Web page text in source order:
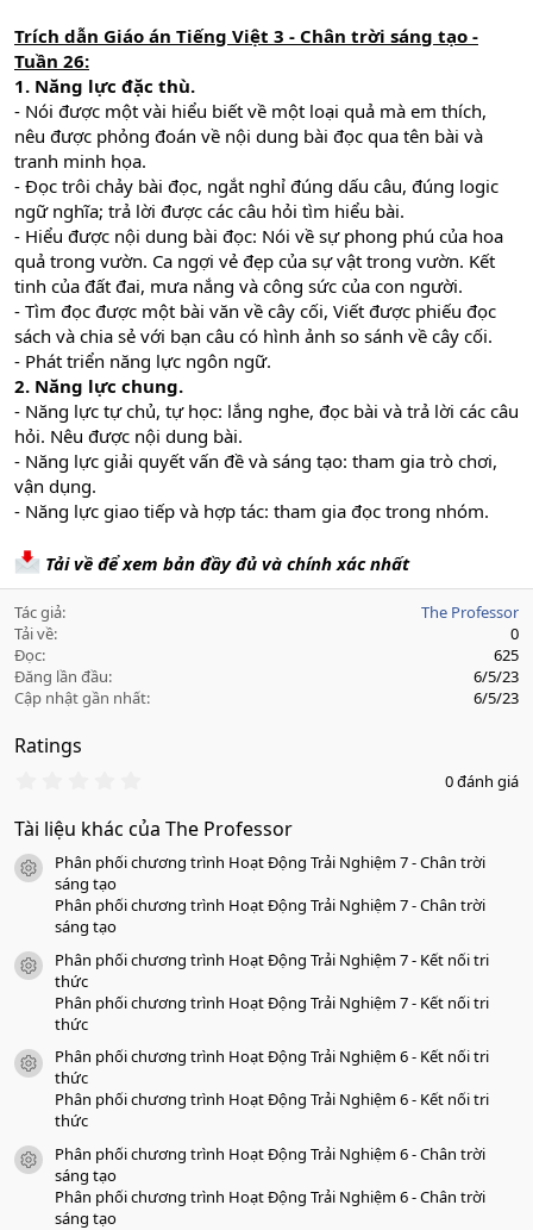
Trích dẫn Giáo án Tiếng Việt 3 - Chân trời sáng tạo -
Tuần 26:
1. Năng lực đặc thù.
- Nói được một vài hiểu biết về một loại quả mà em thích,
nêu được phỏng đoán về nội dung bài đọc qua tên bài và
tranh minh họa.
- Đọc trôi chảy bài đọc, ngắt nghỉ đúng dấu câu, đúng logic
ngữ nghĩa; trả lời được các câu hỏi tìm hiểu bài.
- Hiểu được nội dung bài đọc: Nói về sự phong phú của hoa
quả trong vườn. Ca ngợi vẻ đẹp của sự vật trong vườn. Kết
tinh của đất đai, mưa nắng và công sức của con người.
- Tìm đọc được một bài văn về cây cối, Viết được phiếu đọc
sách và chia sẻ với bạn câu có hình ảnh so sánh về cây cối.
- Phát triển năng lực ngôn ngữ.
2. Năng lực chung.
- Năng lực tự chủ, tự học: lắng nghe, đọc bài và trả lời các câu
hỏi. Nêu được nội dung bài.
- Năng lực giải quyết vấn đề và sáng tạo: tham gia trò chơi,
vận dụng.
- Năng lực giao tiếp và hợp tác: tham gia đọc trong nhóm.
Tải về để xem bản đầy đủ và chính xác nhất
Tác giả
The Professor
Tải về
0
Đọc
625
Đăng lần đầu
6/5/23
Cập nhật gần nhất
6/5/23
Ratings
0
0
a
0 đánh giá
Tài liệu khác của The Professor
icon tài liệu
Phân phối chương trình Hoạt Động Trải Nghiệm 7 - Chân trời
sáng tạo
Phân phối chương trình Hoạt Động Trải Nghiệm 7 - Chân trời
sáng tạo
icon tài liệu
Phân phối chương trình Hoạt Động Trải Nghiệm 7 - Kết nối tri
thức
Phân phối chương trình Hoạt Động Trải Nghiệm 7 - Kết nối tri
thức
icon tài liệu
Phân phối chương trình Hoạt Động Trải Nghiệm 6 - Kết nối tri
thức
Phân phối chương trình Hoạt Động Trải Nghiệm 6 - Kết nối tri
thức
icon tài liệu
Phân phối chương trình Hoạt Động Trải Nghiệm 6 - Chân trời
sáng tạo
Phân phối chương trình Hoạt Động Trải Nghiệm 6 - Chân trời
sáng tạo